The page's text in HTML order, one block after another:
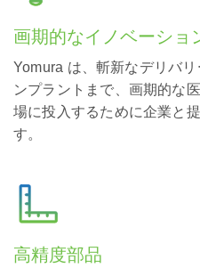
画期的なイノベーショ
Yomura は、斬新なデリバ
ンプラントまで、画期的な
場に投入するために企業と
す。
高精度部品